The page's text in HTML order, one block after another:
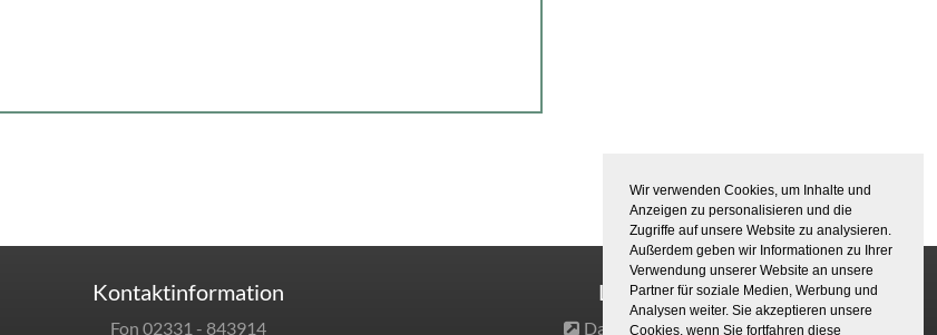
Wir verwenden Cookies, um Inhalte und
Anzeigen zu personalisieren und die
Zugriffe auf unsere Website zu analysieren.
Außerdem geben wir Informationen zu Ihrer
Verwendung unserer Website an unsere
Partner für soziale Medien, Werbung und
Analysen weiter. Sie akzeptieren unsere
Cookies, wenn Sie fortfahren diese
Kontaktinformation
Fon 02331 - 843914
Links
Datenschutz